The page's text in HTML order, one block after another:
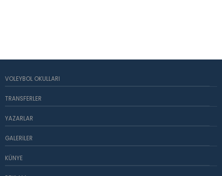
VOLEYBOL OKULLARI
TRANSFERLER
YAZARLAR
GALERILER
KÜNYE